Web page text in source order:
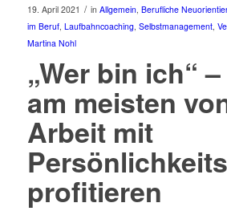
19. April 2021 / in Allgemein, Berufliche
im Beruf, Laufbahncoaching, Selbstmanagement,
Martina Nohl
„Wer bin ich“
am meisten
Arbeit mit
profitieren